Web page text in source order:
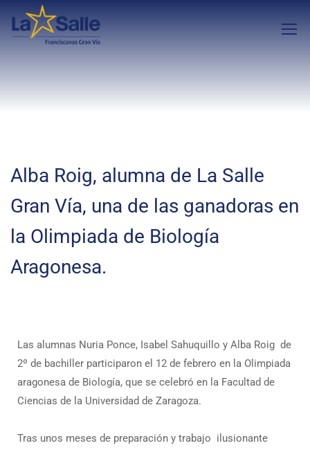
Alba Roig, alumna de La Salle
Gran Vía, una de las ganadoras en
la Olimpiada de Biología
Aragonesa.
Las alumnas Nuria Ponce, Isabel Sahuquillo y Alba Roig de
2º de bachiller participaron el 12 de febrero en la Olimpiada
aragonesa de Biología, que se celebró en la Facultad de
Ciencias de la Universidad de Zaragoza.
Tras unos meses de preparación y trabajo ilusionante